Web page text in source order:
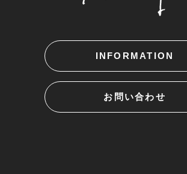
INFORMATION
お問い合わせ